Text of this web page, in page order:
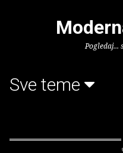
Pogledaj...
Sve teme